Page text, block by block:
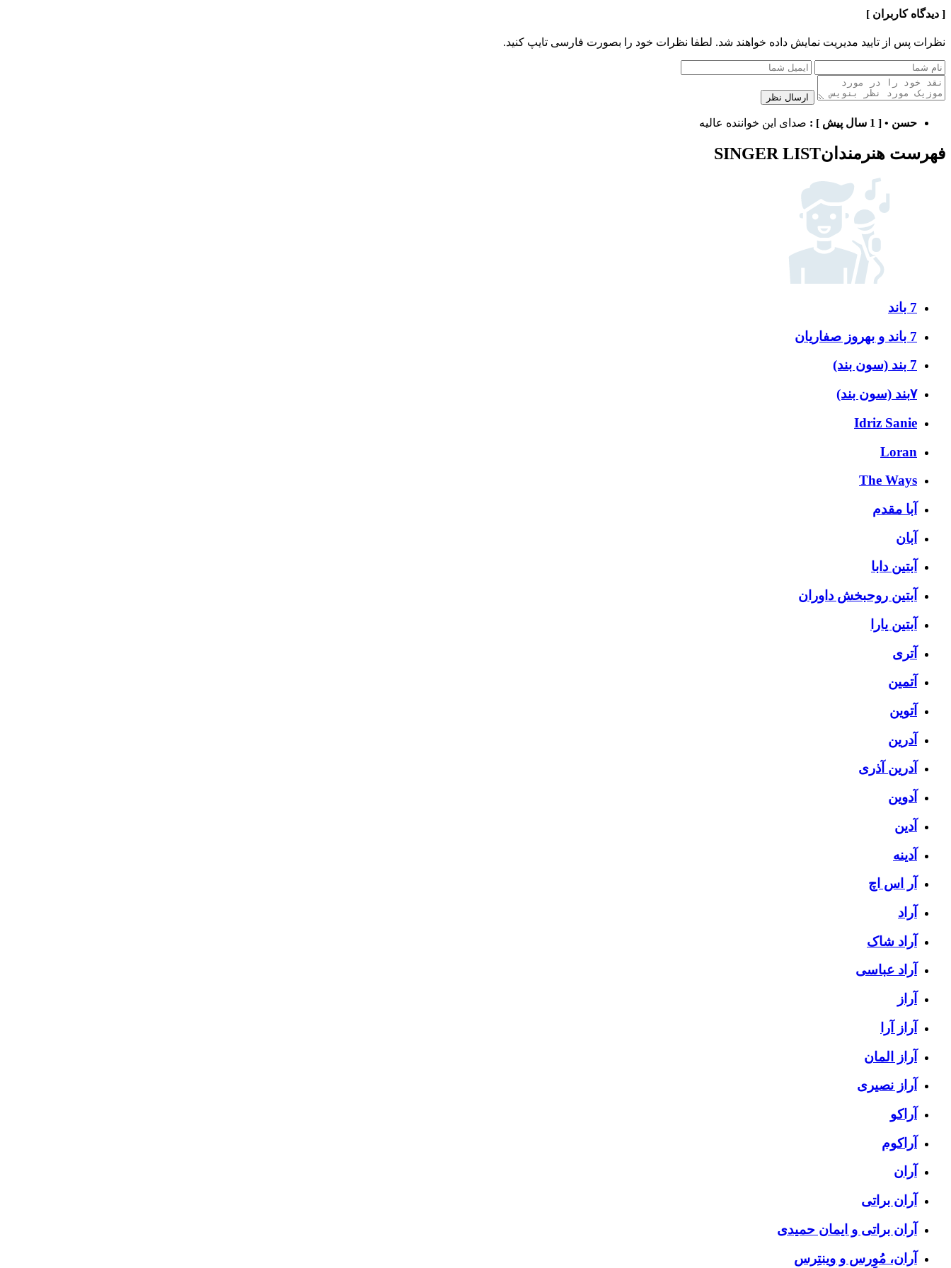
[ دیدگاه کاربران ]
نظرات پس از تایید مدیریت نمایش داده خواهند شد. لطفا نظرات خود را بصورت فارسی تایپ کنید.
ارسال نظر
حسن • [ 1 سال پیش ] : صدای این خواننده عالیه
فهرست هنرمندانSINGER LIST
7 باند
7 باند و بهروز صفاریان
7 بند (سون بند)
۷بند (سون بند)
Idriz Sanie
Loran
The Ways
آبا مقدم
آبان
آبتین دابا
آبتین روحبخش داوران
آبتین یارا
آتری
آتمین
آتوین
آدرین
آدرین آذری
آدوین
آدین
آدینه
آر اس اچ
آراد
آراد شاک
آراد عباسی
آراز
آراز آرا
آراز المان
آراز نصیری
آراکو
آراکوم
آران
آران براتی
آران براتی و ایمان حمیدی
آران، مُوِرس و وینتِرس